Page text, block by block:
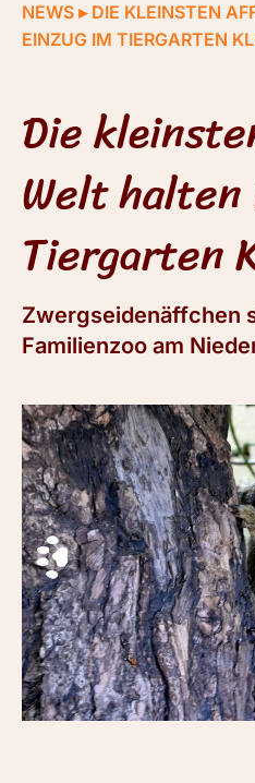
NEWS ▸ DIE KLEINSTEN
EINZUG IM TIERGARTEN
Die
Welt halten
Tiergarten
Zwergseidenäffchen
Familienzoo am